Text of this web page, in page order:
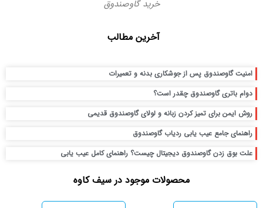
خرید گاوصندوق
آخرین مطالب
امنیت گاوصندوق پس از جوشکاری بدنه و تعمیرات
دوام باتری گاوصندوق چقدر است؟
روش ایمن برای تمیز کردن زبانه و لولای گاوصندوق قدیمی
راهنمای جامع عیب یابی ردیاب گاوصندوق
علت بوق زدن گاوصندوق دیجیتال چیست؟ راهنمای کامل عیب یابی
محصولات موجود در سیف کاوه